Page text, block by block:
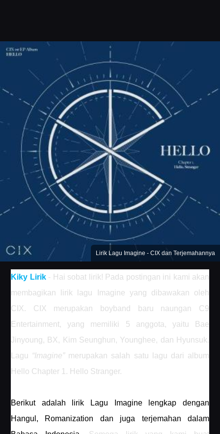
Lirik Lagu Imagine - CIX dan Terjemahannya
Kiky Lirik - Hai sobat lirik! Pada postingan ini kami akan
membagikan lirik lagu Imagine yang dibawakan oleh
CIX. CIX merupakan boyband baru naungan C9
Entertainment, yang memiliki 5 anggota, yaitu Bae
Jinyoung, BX, Kim Seunghun, Younghee, dan Hyunsuk.
Lagu “Imagine” merupakan salah satu lagu dari album
Hello Chapter 1. Hello Stranger.
Berikut adalah lirik Lagu Imagine lengkap dengan
Hangul, Romanization dan juga terjemahan dalam